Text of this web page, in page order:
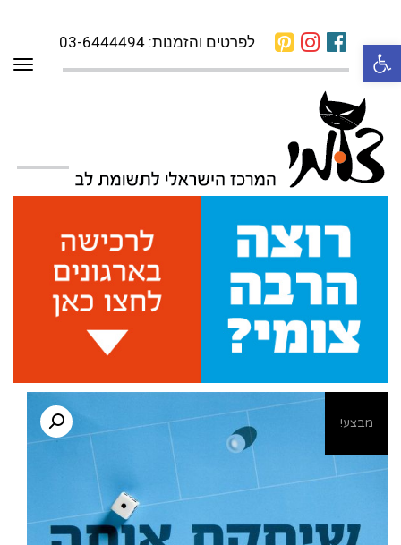
פתח סרגל נגישות לפרטים והזמנות: 03-6444494
מבצע!